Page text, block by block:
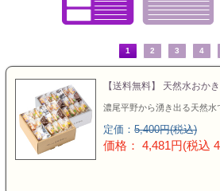
カテゴリ
頂いた金額 初
お値引き
初盆 お返し
40%OFF
1 2 3 4
【送料無料】 天然水お
濃尾平野から湧き出る天然水
定価： 5,400円(税込)
価格： 4,481円(税込